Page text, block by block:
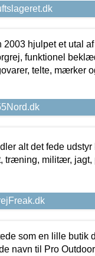
2003 hjulpet et utal
funktionel
telte, mærker
alt det fede
træning, militær, jagt,
som en lille butik
navn til Pro